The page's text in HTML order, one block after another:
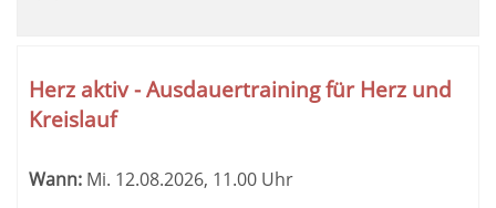
Herz aktiv - Ausdauertraining für Herz und
Kreislauf
Wann: Mi. 12.08.2026, 11.00 Uhr